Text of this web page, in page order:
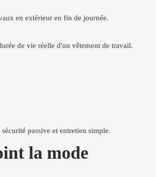
en extérieur en fin de journée.
de vie réelle d'un vêtement de travail.
passive et entretien simple.
la mode